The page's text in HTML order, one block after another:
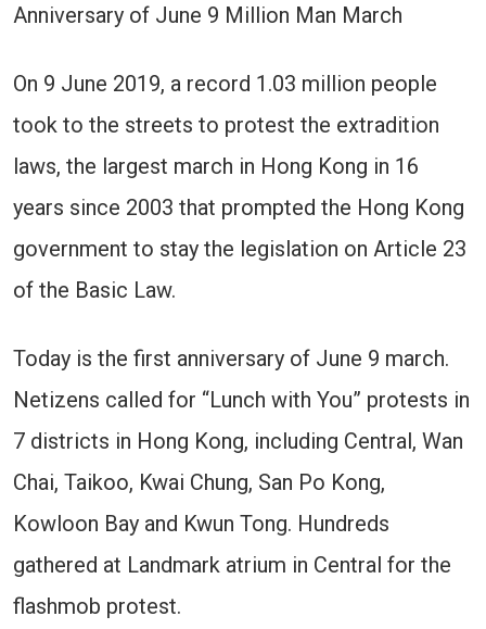
Anniversary of June 9 Million Man March
On 9 June 2019, a record 1.03 million people
took to the streets to protest the extradition
laws, the largest march in Hong Kong in 16
years since 2003 that prompted the Hong Kong
government to stay the legislation on Article 23
of the Basic Law.
Today is the first anniversary of June 9 march.
Netizens called for “Lunch with You” protests in
7 districts in Hong Kong, including Central, Wan
Chai, Taikoo, Kwai Chung, San Po Kong,
Kowloon Bay and Kwun Tong. Hundreds
gathered at Landmark atrium in Central for the
flashmob protest.